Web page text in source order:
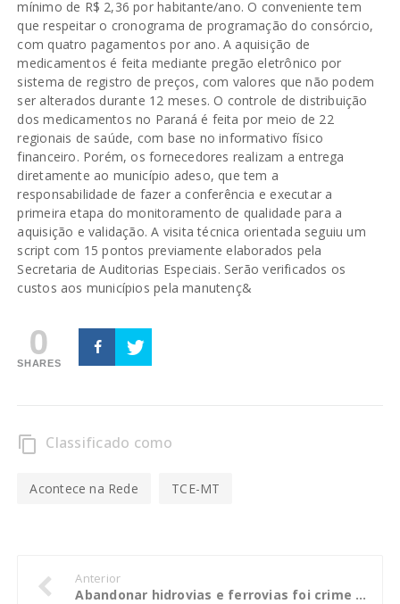
mínimo de R$ 2,36 por habitante/ano. O conveniente tem
que respeitar o cronograma de programação do consórcio,
com quatro pagamentos por ano. A aquisição de
medicamentos é feita mediante pregão eletrônico por
sistema de registro de preços, com valores que não podem
ser alterados durante 12 meses. O controle de distribuição
dos medicamentos no Paraná é feita por meio de 22
regionais de saúde, com base no informativo físico
financeiro. Porém, os fornecedores realizam a entrega
diretamente ao município adeso, que tem a
responsabilidade de fazer a conferência e executar a
primeira etapa do monitoramento de qualidade para a
aquisição e validação. A visita técnica orientada seguiu um
script com 15 pontos previamente elaborados pela
Secretaria de Auditorias Especiais. Serão verificados os
custos aos municípios pela manutenç&
0
SHARES
content_copy Classificado como
Acontece na Rede TCE-MT
Anterior
Abandonar hidrovias e ferrovias foi crime lesa pátria, diz presidente do TCE-MT